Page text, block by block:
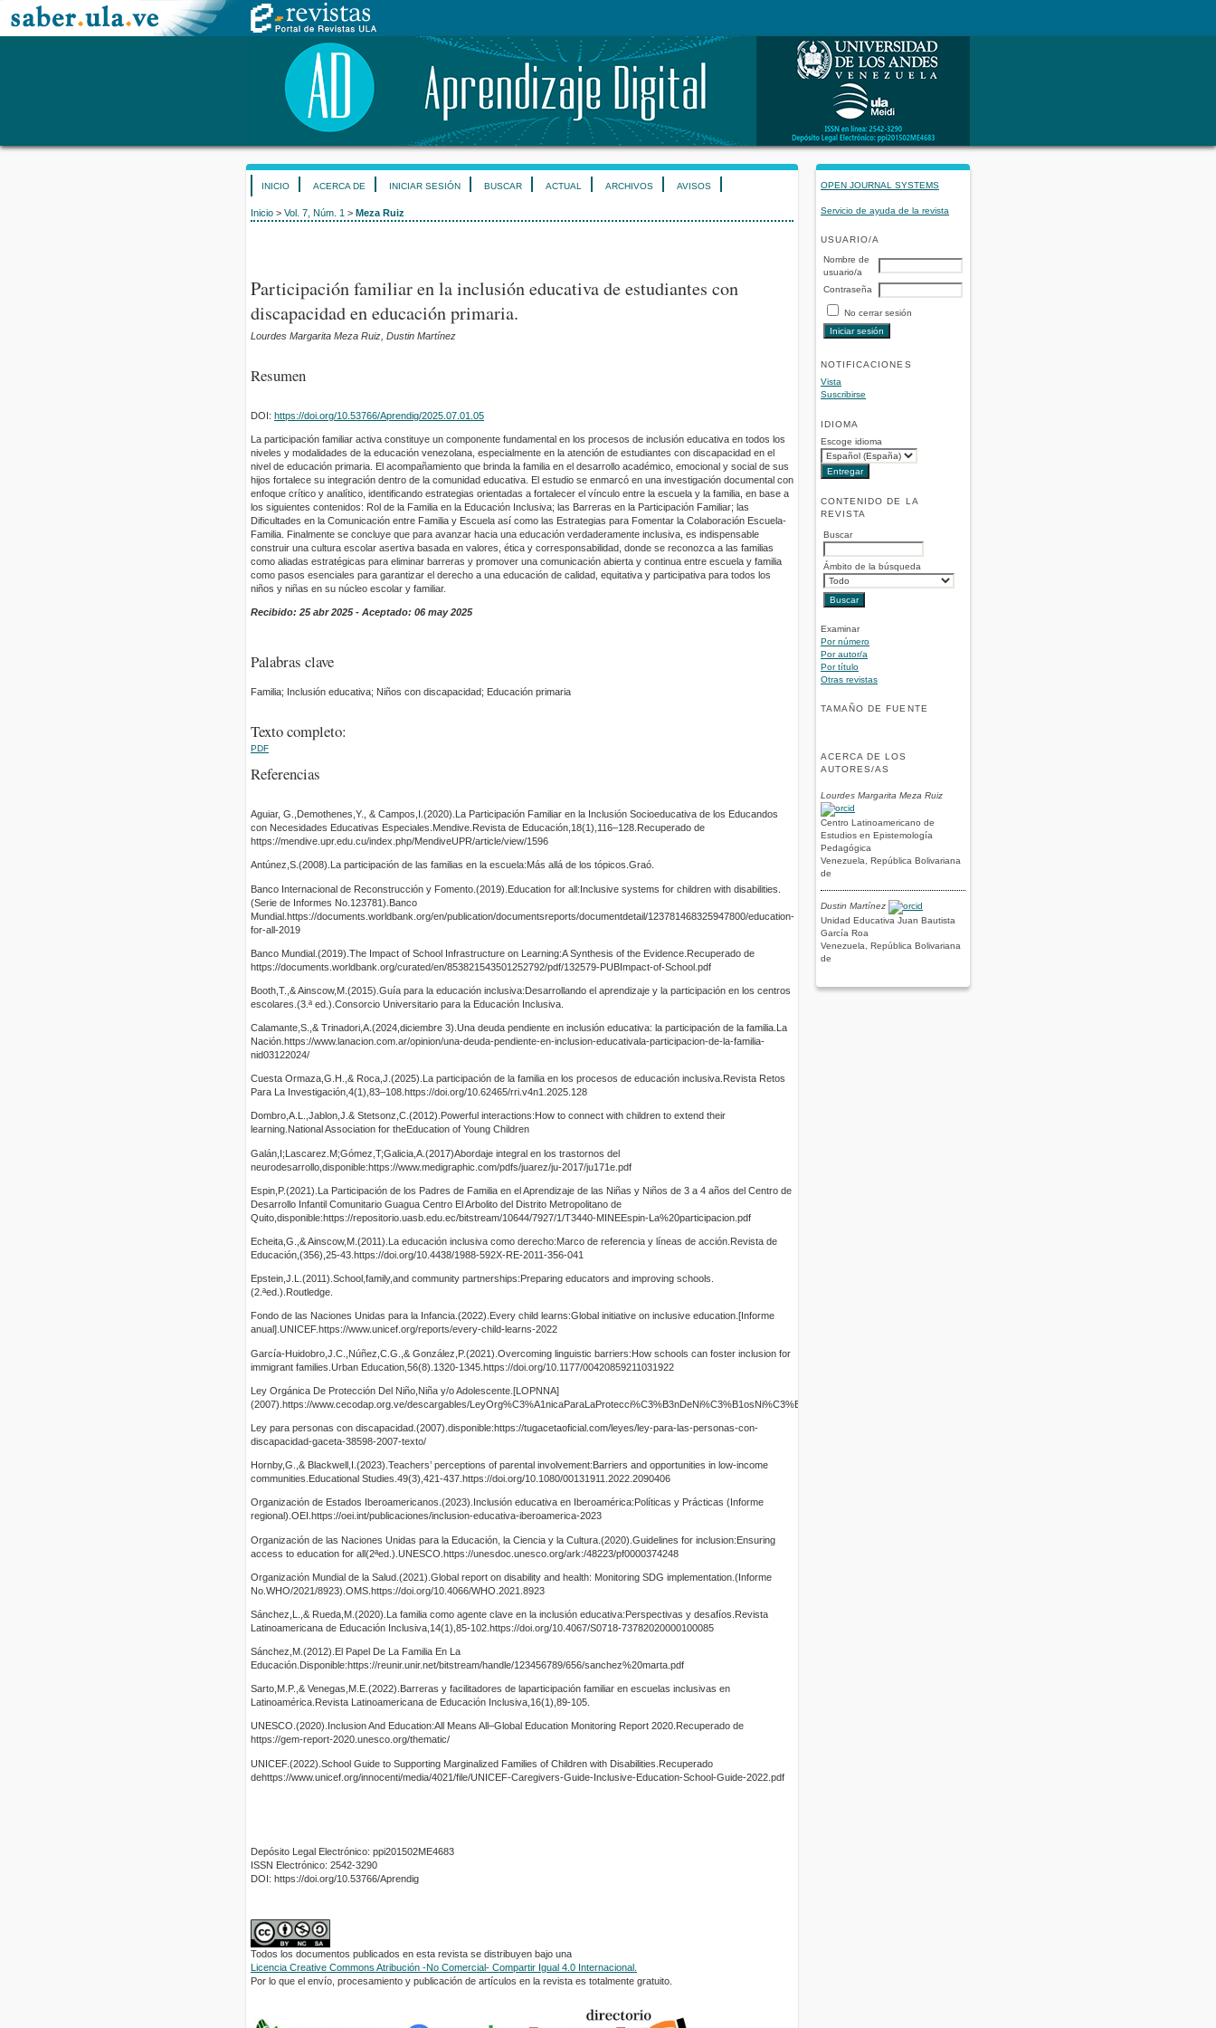
OPEN JOURNAL SYSTEMS
Servicio de ayuda de la revista
USUARIO/A
Nombre de
usuario/a
Contraseña
No cerrar sesión
NOTIFICACIONES
Vista
Suscribirse
IDIOMA
Escoge idioma
CONTENIDO DE LA
REVISTA
Buscar
Ámbito de la búsqueda
Examinar
Por número
Por autor/a
Por título
Otras revistas
TAMAÑO DE FUENTE
ACERCA DE LOS
AUTORES/AS
Lourdes Margarita Meza Ruiz
Centro Latinoamericano de
Estudios en Epistemología
Pedagógica
Venezuela, República Bolivariana
de
Dustin Martínez
Unidad Educativa Juan Bautista
García Roa
Venezuela, República Bolivariana
de
INICIO ACERCA DE INICIAR SESIÓN BUSCAR ACTUAL ARCHIVOS AVISOS
Inicio > Vol. 7, Núm. 1 > Meza Ruiz
Participación familiar en la inclusión educativa de estudiantes con
discapacidad en educación primaria.
Lourdes Margarita Meza Ruiz, Dustin Martínez
Resumen
DOI: https://doi.org/10.53766/Aprendig/2025.07.01.05
La participación familiar activa constituye un componente fundamental en los procesos de inclusión educativa en todos los
niveles y modalidades de la educación venezolana, especialmente en la atención de estudiantes con discapacidad en el
nivel de educación primaria. El acompañamiento que brinda la familia en el desarrollo académico, emocional y social de sus
hijos fortalece su integración dentro de la comunidad educativa. El estudio se enmarcó en una investigación documental con
enfoque crítico y analítico, identificando estrategias orientadas a fortalecer el vínculo entre la escuela y la familia, en base a
los siguientes contenidos: Rol de la Familia en la Educación Inclusiva; las Barreras en la Participación Familiar; las
Dificultades en la Comunicación entre Familia y Escuela así como las Estrategias para Fomentar la Colaboración Escuela-
Familia. Finalmente se concluye que para avanzar hacia una educación verdaderamente inclusiva, es indispensable
construir una cultura escolar asertiva basada en valores, ética y corresponsabilidad, donde se reconozca a las familias
como aliadas estratégicas para eliminar barreras y promover una comunicación abierta y continua entre escuela y familia
como pasos esenciales para garantizar el derecho a una educación de calidad, equitativa y participativa para todos los
niños y niñas en su núcleo escolar y familiar.
Recibido: 25 abr 2025 - Aceptado: 06 may 2025
Palabras clave
Familia; Inclusión educativa; Niños con discapacidad; Educación primaria
Texto completo:
PDF
Referencias
Aguiar, G.,Demothenes,Y., & Campos,I.(2020).La Participación Familiar en la Inclusión Socioeducativa de los Educandos
con Necesidades Educativas Especiales.Mendive.Revista de Educación,18(1),116–128.Recuperado de
https://mendive.upr.edu.cu/index.php/MendiveUPR/article/view/1596
Antúnez,S.(2008).La participación de las familias en la escuela:Más allá de los tópicos.Graó.
Banco Internacional de Reconstrucción y Fomento.(2019).Education for all:Inclusive systems for children with disabilities.
(Serie de Informes No.123781).Banco
Mundial.https://documents.worldbank.org/en/publication/documentsreports/documentdetail/123781468325947800/education-
for-all-2019
Banco Mundial.(2019).The Impact of School Infrastructure on Learning:A Synthesis of the Evidence.Recuperado de
https://documents.worldbank.org/curated/en/853821543501252792/pdf/132579-PUBImpact-of-School.pdf
Booth,T.,& Ainscow,M.(2015).Guía para la educación inclusiva:Desarrollando el aprendizaje y la participación en los centros
escolares.(3.ª ed.).Consorcio Universitario para la Educación Inclusiva.
Calamante,S.,& Trinadori,A.(2024,diciembre 3).Una deuda pendiente en inclusión educativa: la participación de la familia.La
Nación.https://www.lanacion.com.ar/opinion/una-deuda-pendiente-en-inclusion-educativala-participacion-de-la-familia-
nid03122024/
Cuesta Ormaza,G.H.,& Roca,J.(2025).La participación de la familia en los procesos de educación inclusiva.Revista Retos
Para La Investigación,4(1),83–108.https://doi.org/10.62465/rri.v4n1.2025.128
Dombro,A.L.,Jablon,J.& Stetsonz,C.(2012).Powerful interactions:How to connect with children to extend their
learning.National Association for theEducation of Young Children
Galán,I;Lascarez.M;Gómez,T;Galicia,A.(2017)Abordaje integral en los trastornos del
neurodesarrollo,disponible:https://www.medigraphic.com/pdfs/juarez/ju-2017/ju171e.pdf
Espin,P.(2021).La Participación de los Padres de Familia en el Aprendizaje de las Niñas y Niños de 3 a 4 años del Centro de
Desarrollo Infantil Comunitario Guagua Centro El Arbolito del Distrito Metropolitano de
Quito,disponible:https://repositorio.uasb.edu.ec/bitstream/10644/7927/1/T3440-MINEEspin-La%20participacion.pdf
Echeita,G.,& Ainscow,M.(2011).La educación inclusiva como derecho:Marco de referencia y líneas de acción.Revista de
Educación,(356),25-43.https://doi.org/10.4438/1988-592X-RE-2011-356-041
Epstein,J.L.(2011).School,family,and community partnerships:Preparing educators and improving schools.
(2.ªed.).Routledge.
Fondo de las Naciones Unidas para la Infancia.(2022).Every child learns:Global initiative on inclusive education.[Informe
anual].UNICEF.https://www.unicef.org/reports/every-child-learns-2022
García-Huidobro,J.C.,Núñez,C.G.,& González,P.(2021).Overcoming linguistic barriers:How schools can foster inclusion for
immigrant families.Urban Education,56(8).1320-1345.https://doi.org/10.1177/00420859211031922
Ley Orgánica De Protección Del Niño,Niña y/o Adolescente.[LOPNNA]
(2007).https://www.cecodap.org.ve/descargables/LeyOrg%C3%A1nicaParaLaProtecci%C3%B3nDeNi%C3%B1osNi%C3%B1asyAdolescentes.pdf
Ley para personas con discapacidad.(2007).disponible:https://tugacetaoficial.com/leyes/ley-para-las-personas-con-
discapacidad-gaceta-38598-2007-texto/
Hornby,G.,& Blackwell,I.(2023).Teachers’ perceptions of parental involvement:Barriers and opportunities in low-income
communities.Educational Studies.49(3),421-437.https://doi.org/10.1080/00131911.2022.2090406
Organización de Estados Iberoamericanos.(2023).Inclusión educativa en Iberoamérica:Políticas y Prácticas (Informe
regional).OEI.https://oei.int/publicaciones/inclusion-educativa-iberoamerica-2023
Organización de las Naciones Unidas para la Educación, la Ciencia y la Cultura.(2020).Guidelines for inclusion:Ensuring
access to education for all(2ªed.).UNESCO.https://unesdoc.unesco.org/ark:/48223/pf0000374248
Organización Mundial de la Salud.(2021).Global report on disability and health: Monitoring SDG implementation.(Informe
No.WHO/2021/8923).OMS.https://doi.org/10.4066/WHO.2021.8923
Sánchez,L.,& Rueda,M.(2020).La familia como agente clave en la inclusión educativa:Perspectivas y desafíos.Revista
Latinoamericana de Educación Inclusiva,14(1),85-102.https://doi.org/10.4067/S0718-73782020000100085
Sánchez,M.(2012).El Papel De La Familia En La
Educación.Disponible:https://reunir.unir.net/bitstream/handle/123456789/656/sanchez%20marta.pdf
Sarto,M.P.,& Venegas,M.E.(2022).Barreras y facilitadores de laparticipación familiar en escuelas inclusivas en
Latinoamérica.Revista Latinoamericana de Educación Inclusiva,16(1),89-105.
UNESCO.(2020).Inclusion And Education:All Means All–Global Education Monitoring Report 2020.Recuperado de
https://gem-report-2020.unesco.org/thematic/
UNICEF.(2022).School Guide to Supporting Marginalized Families of Children with Disabilities.Recuperado
dehttps://www.unicef.org/innocenti/media/4021/file/UNICEF-Caregivers-Guide-Inclusive-Education-School-Guide-2022.pdf
Depósito Legal Electrónico: ppi201502ME4683
ISSN Electrónico: 2542-3290
DOI: https://doi.org/10.53766/Aprendig
Todos los documentos publicados en esta revista se distribuyen bajo una
Licencia Creative Commons Atribución -No Comercial- Compartir Igual 4.0 Internacional.
Por lo que el envío, procesamiento y publicación de artículos en la revista es totalmente gratuito.